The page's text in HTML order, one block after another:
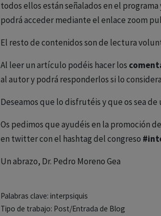
todos ellos están señalados en el
podrá acceder mediante el enlace zoom
El resto de contenidos son de lectura
Al leer un artículo podéis hacer los
al autor y podrá responderlos si lo
Deseamos que lo disfrutéis y que os sea
Os pedimos que ayudéis en la promoción
en twitter con el hashtag del congreso
Un abrazo, Dr. Pedro Moreno Gea
Palabras clave: interpsiquis
Tipo de trabajo: Post/Entrada de Blog